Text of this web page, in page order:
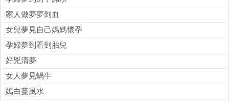
家人做夢夢到血
女兒夢見自己媽媽懷孕
孕婦夢到看到胎兒
好兇清夢
女人夢見蝸牛
嫣白蔓風水